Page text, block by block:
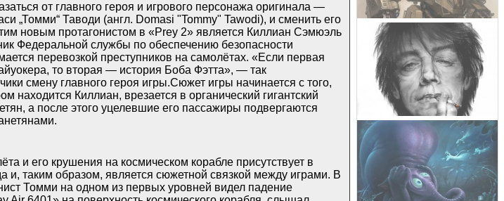
от главного героя и игрового персонажа оригинала —
„Томми“ Таводи (англ. Domasi "Tommy" Tawodi), и сменить его
новым протагонистом в «Prey 2» является Киллиан Сэмюэль
Федеральной службы по обеспечению безопасности
перевозкой преступников на самолётах. «Если первая
то вторая — история Боба Фэтта», — так
смену главного героя игры.Сюжет игры начинается с того,
находится Киллиан, врезается в органический гигантский
а после этого уцелевшие его пассажиры подвергаются
и его крушения на космическом корабле присутствует в
и, таким образом, является сюжетной связкой между играми. В
Томми на одном из первых уровней видел падение